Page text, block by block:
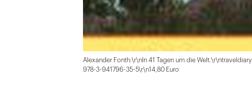
Alexander Fonth:\r\nIn 41 Tagen um die
978-3-941796-35-5\r\n14,80 Euro